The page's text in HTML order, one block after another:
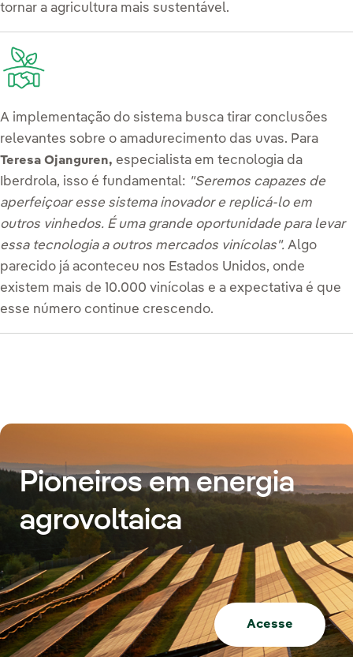
tornar a agricultura mais sustentável.
A implementação do sistema busca tirar conclusões
relevantes sobre o amadurecimento das uvas. Para
Teresa Ojanguren, especialista em tecnologia da
Iberdrola, isso é fundamental: "Seremos capazes de
aperfeiçoar esse sistema inovador e replicá-lo em
outros vinhedos. É uma grande oportunidade para levar
essa tecnologia a outros mercados vinícolas". Algo
parecido já aconteceu nos Estados Unidos, onde
existem mais de 10.000 vinícolas e a expectativa é que
esse número continue crescendo.
Pioneiros em energia
agrovoltaica
Acesse